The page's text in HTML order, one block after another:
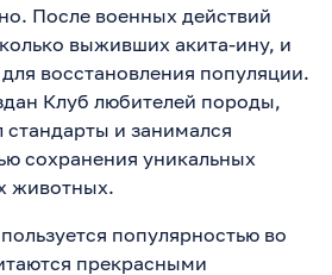
После военных действий
выживших акита-ину, и
восстановления популяции.
Клуб любителей породы,
и занимался
сохранения уникальных
животных.
популярностью во
прекрасными